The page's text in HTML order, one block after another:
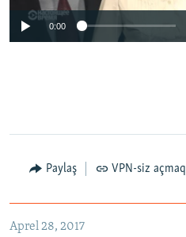
0:00
Paylaş VPN-siz açmaq
Aprel 28, 2017